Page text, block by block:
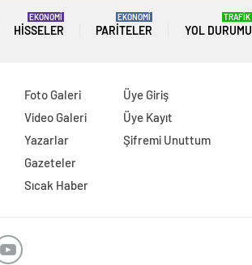
HISSELER
EKONOMİ
PARITELER
EKONOMİ
YOL DURUMU
TRAFİK
Foto Galeri
Video Galeri
Yazarlar
Gazeteler
Sıcak Haber
Üye Giriş
Üye Kayıt
Şifremi Unuttum